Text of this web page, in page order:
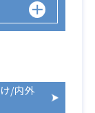
/内外